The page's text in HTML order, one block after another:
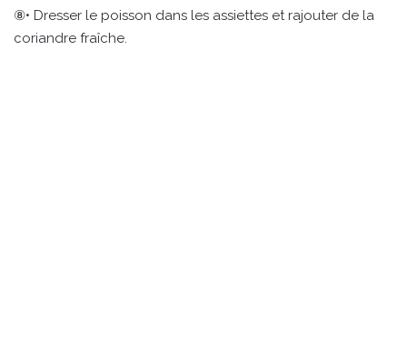
⑧• Dresser le poisson dans les assiettes et rajouter de la
coriandre fraîche.